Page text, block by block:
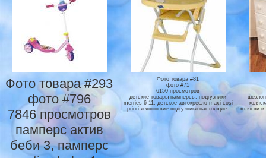
Фото товара #293
фото #796
7846 просмотров
памперс актив
беби 3, памперс
Фото товара #81
фото #71
6150 просмотров
детские товары памперсы, подгузники
merries 6 11, детское автокресло maxi cosi
priori и японские подгузники настоящие.
коляски и